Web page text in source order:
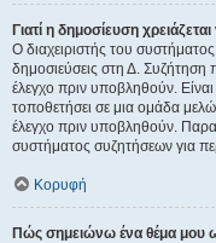
Γιατί η δημοσίευση χρειάζεται
Ο διαχειριστής του
δημοσιεύσεις στη Δ. Συζήτηση
έλεγχο πριν υποβληθούν. Είναι
τοποθετήσει σε μια ομάδα
έλεγχο πριν υποβληθούν.
συστήματος συζητήσεων για
Κορυφή
Πώς σημειώνω ένα θέμα μου